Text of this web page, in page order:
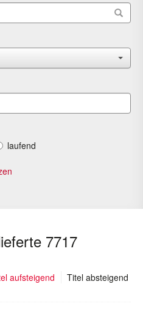
laufend
7717
aufsteigend Titel absteigend